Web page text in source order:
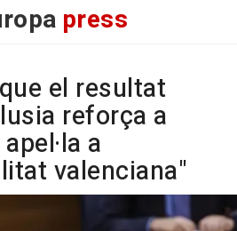
press
el resultat
reforça a
a
valenciana"